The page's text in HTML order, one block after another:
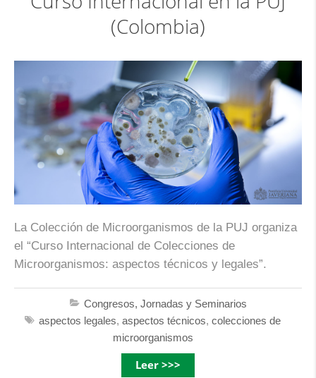
(Colombia)
La Colección de Microorganismos de la PUJ organiza
el “Curso Internacional de Colecciones de
Microorganismos: aspectos técnicos y legales”.
Congresos, Jornadas y Seminarios
aspectos legales, aspectos técnicos, colecciones de
microorganismos
Leer >>>